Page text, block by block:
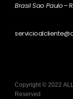
Brasil Sao Paulo–
Copyright© 2022
Reserved